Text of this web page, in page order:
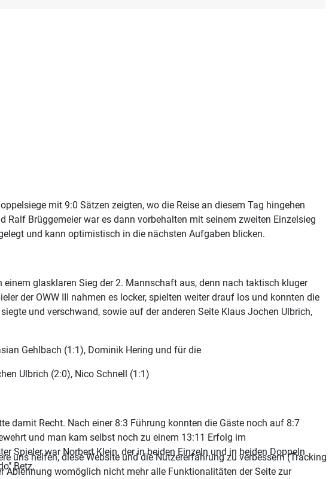
mit 9:0 Sätzen zeigten, wo die Reise an diesem Tag hingehen
Ralf Brüggemeier war es dann vorbehalten mit seinem zweiten Einzelsieg
und kann optimistisch in die nächsten Aufgaben blicken.
glasklaren Sieg der 2. Mannschaft aus, denn nach taktisch kluger
der OWW III nahmen es locker, spielten weiter drauf los und konnten die
und verschwand, sowie auf der anderen Seite Klaus Jochen Ulbrich,
Gehlbach (1:1), Dominik Hering und für die
Ulbrich (2:0), Nico Schnell (1:1)
damit Recht. Nach einer 8:3 Führung konnten die Gäste noch auf 8:7
und man kam selbst noch zu einem 13:11 Erfolg im
Spieler war Norbert Klein, der in beiden Einzeln und in beiden Doppeln
Betz.
uns helfen, diese Website und die Nutzererfahrung zu verbessern (Tracking
Ablehnung womöglich nicht mehr alle Funktionalitäten der Seite zur